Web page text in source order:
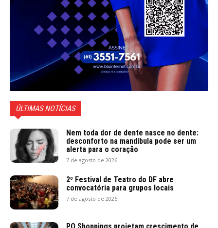
ÚLTIMAS NOTÍCIAS
Nem toda dor de dente nasce no dente:
desconforto na mandíbula pode ser um
alerta para o coração
7 de agosto de 2026
2º Festival de Teatro do DF abre
convocatória para grupos locais
7 de agosto de 2026